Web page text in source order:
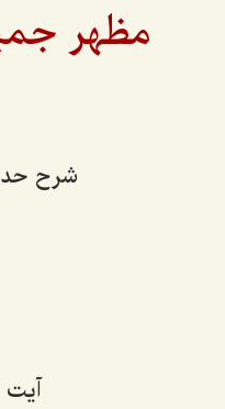
مظهر
شرح